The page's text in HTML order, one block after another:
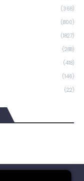
(368)
(800)
(1827)
(288)
(418)
(146)
(22)